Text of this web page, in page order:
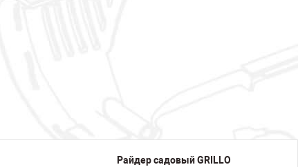
Райдер садовый GRILLO